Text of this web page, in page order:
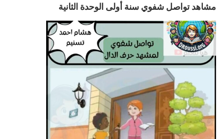
مشاهد تواصل شفوي سنة أولى الوحدة الثانية